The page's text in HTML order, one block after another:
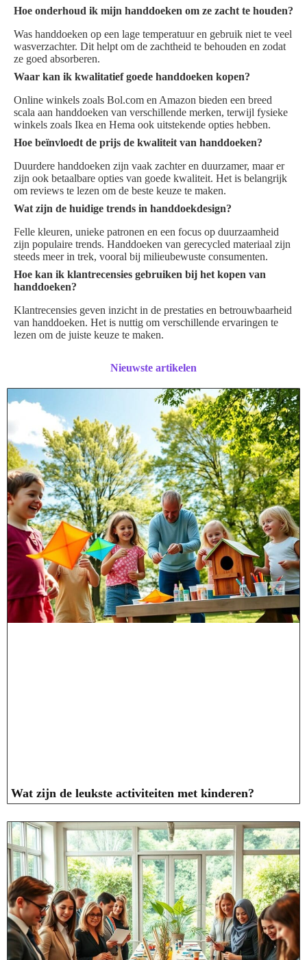
Hoe onderhoud ik mijn handdoeken om ze zacht te houden?
Was handdoeken op een lage temperatuur en gebruik niet te veel
wasverzachter. Dit helpt om de zachtheid te behouden en zodat
ze goed absorberen.
Waar kan ik kwalitatief goede handdoeken kopen?
Online winkels zoals Bol.com en Amazon bieden een breed
scala aan handdoeken van verschillende merken, terwijl fysieke
winkels zoals Ikea en Hema ook uitstekende opties hebben.
Hoe beïnvloedt de prijs de kwaliteit van handdoeken?
Duurdere handdoeken zijn vaak zachter en duurzamer, maar er
zijn ook betaalbare opties van goede kwaliteit. Het is belangrijk
om reviews te lezen om de beste keuze te maken.
Wat zijn de huidige trends in handdoekdesign?
Felle kleuren, unieke patronen en een focus op duurzaamheid
zijn populaire trends. Handdoeken van gerecycled materiaal zijn
steeds meer in trek, vooral bij milieubewuste consumenten.
Hoe kan ik klantrecensies gebruiken bij het kopen van
handdoeken?
Klantrecensies geven inzicht in de prestaties en betrouwbaarheid
van handdoeken. Het is nuttig om verschillende ervaringen te
lezen om de juiste keuze te maken.
Nieuwste artikelen
Wat zijn de leukste activiteiten met kinderen?